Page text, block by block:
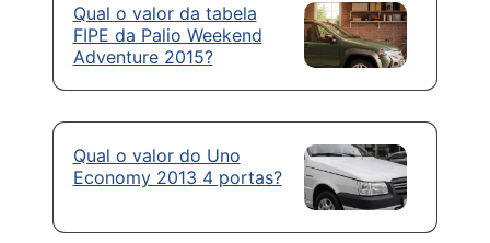
Qual o valor da tabela
FIPE da Palio Weekend
Adventure 2015?
Qual o valor do Uno
Economy 2013 4 portas?